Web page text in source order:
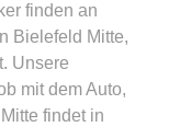
finden an
Bielefeld Mitte,
Unsere
mit dem Auto,
findet in